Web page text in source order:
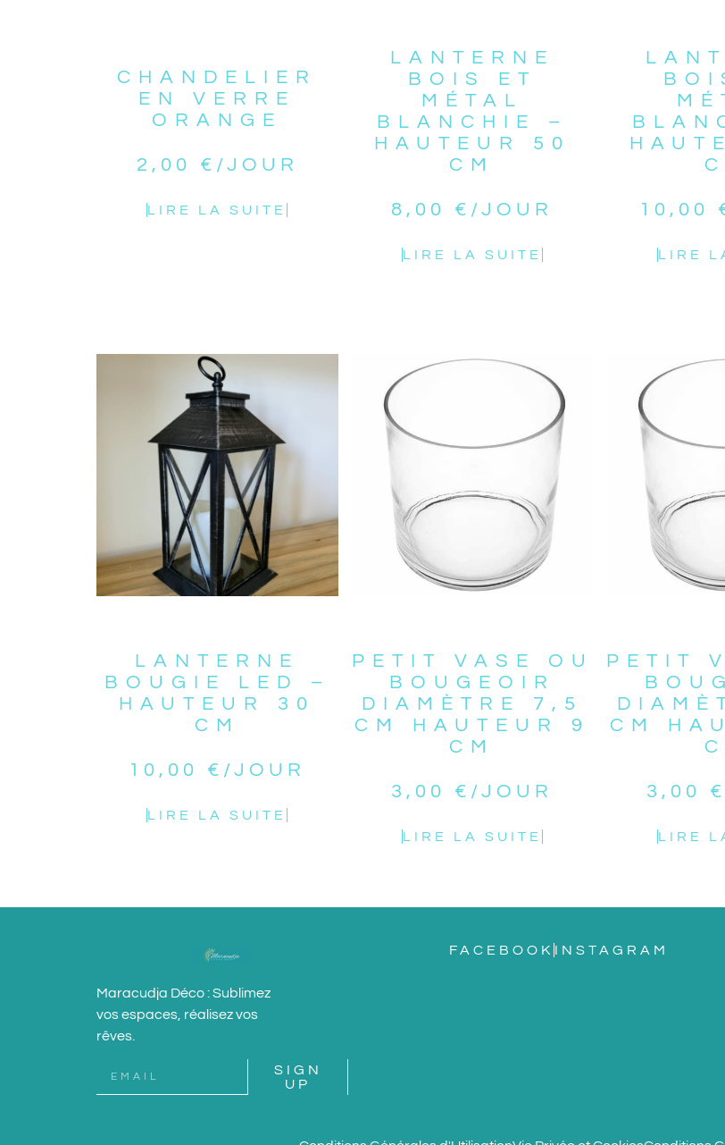
CHANDELIER
EN VERRE
ORANGE
2,00 € /JOUR
LIRE LA SUITE
LANTERNE
BOIS ET
MÉTAL
BLANCHIE –
HAUTEUR 50
CM
8,00 € /JOUR
LIRE LA SUITE
10,00
LIRE
LANTERNE
BOUGIE LED –
HAUTEUR 30
CM
10,00 € /JOUR
LIRE LA SUITE
PETIT VASE OU
BOUGEOIR
DIAMÈTRE 7,5
CM HAUTEUR 9
CM
3,00 € /JOUR
LIRE LA SUITE
PETIT
CM
3,00 €
LIRE
Maracudja Déco : Sublimez
vos espaces, réalisez vos
rêves.
SIGN
UP
FACEBOOK INSTAGRAM